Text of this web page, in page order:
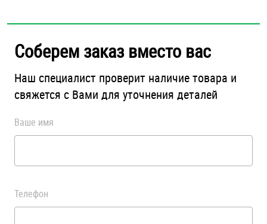
Пробки
Саморезы и шурупы
Стопорные кольца
Такелаж
Хомуты
Соберем заказ вместо вас
Наш специалист проверит наличие товара и
свяжется с Вами для уточнения деталей
Ваше имя
Телефон